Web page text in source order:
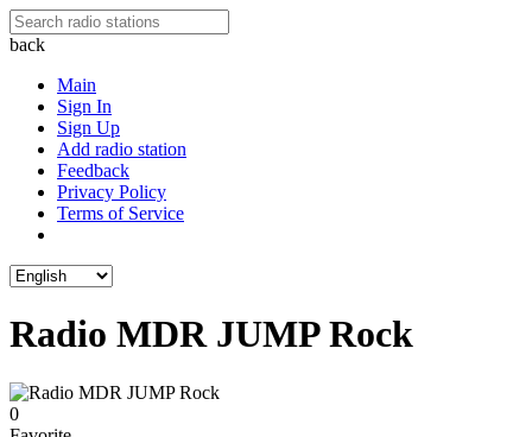
back
Main
Sign In
Sign Up
Add radio station
Feedback
Privacy Policy
Terms of Service
Radio MDR JUMP Rock
0